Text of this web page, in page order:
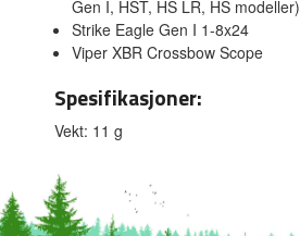
Gen I, HST, HS LR, HS modeller)
Strike Eagle Gen I 1-8x24
Viper XBR Crossbow Scope
Spesifikasjoner:
Vekt: 11 g